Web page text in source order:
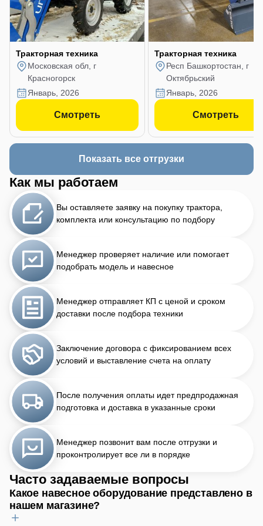
Тракторная техника
Московская обл, г
Красногорск
январь, 2026
Смотреть
Тракторная техника
Респ Башкортостан, г
Октябрьский
январь, 2026
Смотреть
Показать все отгрузки
Как мы работаем
Вы оставляете заявку на покупку трактора,
комплекта или консультацию по подбору
Менеджер проверяет наличие или помогает
подобрать модель и навесное
Менеджер отправляет КП с ценой и сроком
доставки после подбора техники
Заключение договора с фиксированием всех
условий и выставление счета на оплату
После получения оплаты идет предпродажная
подготовка и доставка в указанные сроки
Менеджер позвонит вам после отгрузки и
проконтролирует все ли в порядке
Часто задаваемые вопросы
Какое навесное оборудование представлено в
нашем магазине?